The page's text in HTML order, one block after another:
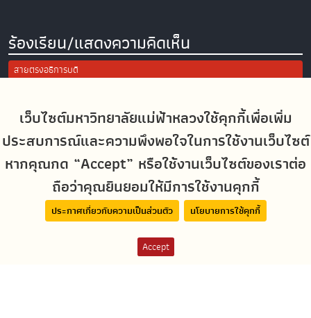
เว็บไซต์มหาวิทยาลัยแม่ฟ้าหลวงใช้คุกกี้เพื่อเพิ่ม
ประสบการณ์และความพึงพอใจในการใช้งานเว็บไซต์
หากคุณกด “Accept” หรือใช้งานเว็บไซต์ของเราต่อ
ถือว่าคุณยินยอมให้มีการใช้งานคุกกี้
ประกาศเกี่ยวกับความเป็นส่วนตัว นโยบายการใช้คุกกี้
Accept
ร้องเรียน/แสดงความคิดเห็น
สายตรงอธิการบดี
ประเมินความพึงพอใจในการใช้งานเว็บไซต์ มฟล.
Site Map
Social Media